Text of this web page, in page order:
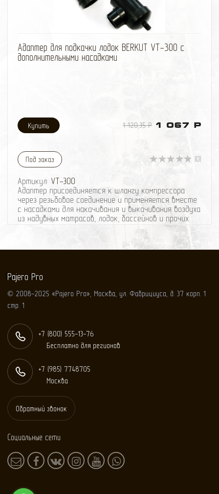
Адаптер для подкачки лодок BERKUT VT-300 с
дополнительными насадками
1 120,35 Р 1 067 Р
Под заказ (0)
Артикул: VT-300
Адаптер присоединяется к шлангу компрессора
через резьбовое соединение и применяется вместе
с насадками для накачивания и выкачивания воздуха
из надувных матрасов, лодок, бассейнов и прочих
изделий, требующих большой объём воздуха при
Адаптер для подкачки лодок BERKUT VT-300 с
Pajero Pro
+7 (800) 555-13-76
Бесплатно для регионов
+7 (985) 7748705
Москва
Обратный звонок
Социальные сети
© 2008-2025 «Pajero Pro», Москва, ул. Фабрициуса, д. 37 корп. 1
стр. 1